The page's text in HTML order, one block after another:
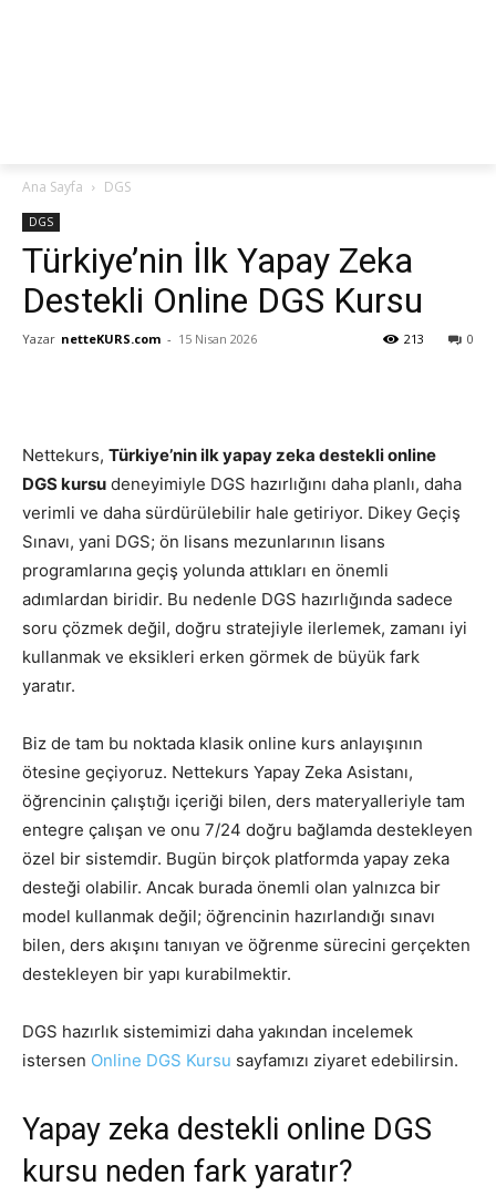
Ana Sayfa DGS
DGS
Türkiye’nin İlk Yapay Zeka
Destekli Online DGS Kursu
Yazar netteKURS.com - 15 Nisan 2026 0
213
Nettekurs, Türkiye’nin ilk yapay zeka destekli online
DGS kursu deneyimiyle DGS hazırlığını daha planlı, daha
verimli ve daha sürdürülebilir hale getiriyor. Dikey Geçiş
Sınavı, yani DGS; ön lisans mezunlarının lisans
programlarına geçiş yolunda attıkları en önemli
adımlardan biridir. Bu nedenle DGS hazırlığında sadece
soru çözmek değil, doğru stratejiyle ilerlemek, zamanı iyi
kullanmak ve eksikleri erken görmek de büyük fark
yaratır.
Biz de tam bu noktada klasik online kurs anlayışının
ötesine geçiyoruz. Nettekurs Yapay Zeka Asistanı,
öğrencinin çalıştığı içeriği bilen, ders materyalleriyle tam
entegre çalışan ve onu 7/24 doğru bağlamda destekleyen
özel bir sistemdir. Bugün birçok platformda yapay zeka
desteği olabilir. Ancak burada önemli olan yalnızca bir
model kullanmak değil; öğrencinin hazırlandığı sınavı
bilen, ders akışını tanıyan ve öğrenme sürecini gerçekten
destekleyen bir yapı kurabilmektir.
DGS hazırlık sistemimizi daha yakından incelemek
istersen Online DGS Kursu sayfamızı ziyaret edebilirsin.
Yapay zeka destekli online DGS
kursu neden fark yaratır?